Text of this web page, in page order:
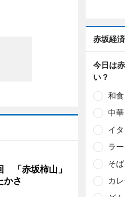
「赤坂柿山」
かさ
赤坂経
今日は
い？
和
中華
イ
ラ
そ
カ